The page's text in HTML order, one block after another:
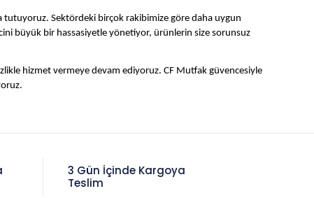
Sektördeki birçok rakibimize göre daha uygun
büyük bir hassasiyetle yönetiyor, ürünlerin size sorunsuz
hizmet vermeye devam ediyoruz. CF Mutfak güvencesiyle
3 Gün İçinde Kargoya
Teslim